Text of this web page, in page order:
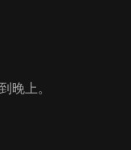
晚上。